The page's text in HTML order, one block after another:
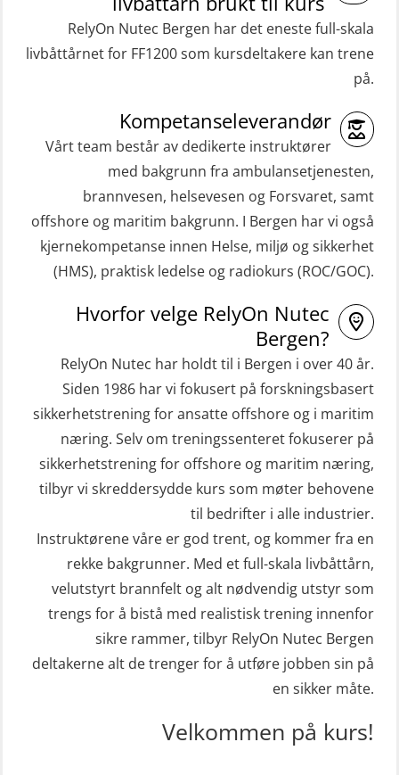
Gass kurs H2S (OSP105)
Grunnleggende sikkerhetskurs –
beredskapspersonell med E-læring
(OBSBLE044)
HLO/MOB/Søk- og Redningslag
kombinasjon – repetisjon (OSC1162)
HLO/Søk & Redningslag kombinasjon
– repetisjon (OSC1161)
Pustelunge (OSE1251)
Helikopterevakuering med HABD,
inkl. Brannslukking og Førstehjelp-
sivile mannskaper (FSC119)
Helikopterevakuering med HABD,
inkl. brannslukning (FSC121)
Hjertestarter brukerkurs (OFA107)
Kombi Søk og Redningslag og HLO
repetisjonskurs med e-læring
(ABSBLE010)
Kondisjonstest (OSC151)
Ledertrening i beredskap og
krisehåndtering for plattformsjefer
Livbåtfører FF1200 repetisjon
t (MFA107)
ROC sertifikat grunnleggende
ROC sertifikat repetisjon (GMDSS)
(ORC103)
STCW Grunnkurs Redningsfarkoster
(MBSBLE022)
STCW Hurtiggående mann over bord
båt (HMOB) (MSE100)
båt (HMOB) oppdatering (MSE1001)
STCW Livbåtfører redningsfarkoster
32 t (MSE1031)
STCW Mann-Over-Bord
(hurtiggående) 32 t m/mørkekjøring
(MSE112)
STCW Redningsfarkost oppdatering
sliskebåt (MSE116)
STCW Sikkerhetsopplæring for
sjøfolk på mindre skip med eLearning
(MBSBLE003)
STCW oppdatering Livbåtfører
redningsfarkoster 8 t – konvensjonell
STCW oppdatering Mann-Over-Bord
RelyOn Nutec Bergen har det eneste full-skala
livbåttårnet for FF1200 som kursdeltakere kan trene
på.
Kompetanseleverandør
Vårt team består av dedikerte instruktører
med bakgrunn fra ambulansetjenesten,
brannvesen, helsevesen og Forsvaret, samt
offshore og maritim bakgrunn. I Bergen har vi også
kjernekompetanse innen Helse, miljø og sikkerhet
(HMS), praktisk ledelse og radiokurs (ROC/GOC).
Hvorfor velge RelyOn Nutec
Bergen?
RelyOn Nutec har holdt til i Bergen i over 40 år.
Siden 1986 har vi fokusert på forskningsbasert
sikkerhetstrening for ansatte offshore og i maritim
næring. Selv om treningssenteret fokuserer på
sikkerhetstrening for offshore og maritim næring,
tilbyr vi skreddersydde kurs som møter behovene
til bedrifter i alle industrier.
Instruktørene våre er god trent, og kommer fra en
rekke bakgrunner. Med et full-skala livbåttårn,
velutstyrt brannfelt og alt nødvendig utstyr som
trengs for å bistå med realistisk trening innenfor
sikre rammer, tilbyr RelyOn Nutec Bergen
deltakerne alt de trenger for å utføre jobben sin på
en sikker måte.
Velkommen på kurs!